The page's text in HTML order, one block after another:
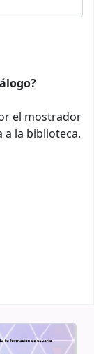
el mostrador
a la biblioteca.